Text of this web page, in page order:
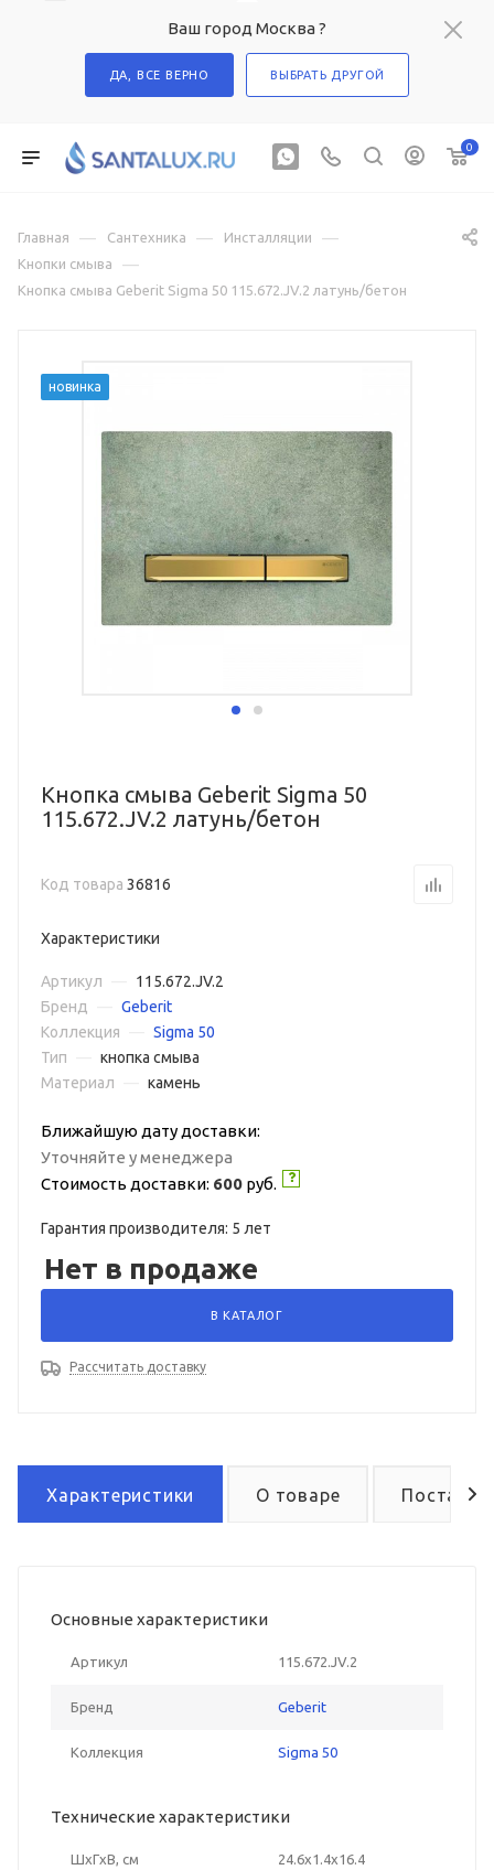
Ваш город Москва ?
ДА, ВСЕ ВЕРНО ВЫБРАТЬ ДРУГОЙ
0
Главная — Сантехника — Инсталляции —
Кнопки смыва —
Кнопка смыва Geberit Sigma 50 115.672.JV.2 латунь/бетон
новинка
Кнопка смыва Geberit Sigma 50
115.672.JV.2 латунь/бетон
Код товара 36816
Характеристики
Артикул
115.672.JV.2
Бренд
Geberit
Коллекция
Sigma 50
Тип
кнопка смыва
Материал
камень
Ближайшую дату доставки:
Уточняйте у менеджера
Стоимость доставки: 600 руб.
Гарантия производителя: 5 лет
Нет в продаже
В КАТАЛОГ
Рассчитать доставку
Характеристики О товаре Поставка
Основные характеристики
Артикул 115.672.JV.2
Бренд Geberit
Коллекция Sigma 50
Технические характеристики
ШxГxВ, см 24.6x1.4x16.4